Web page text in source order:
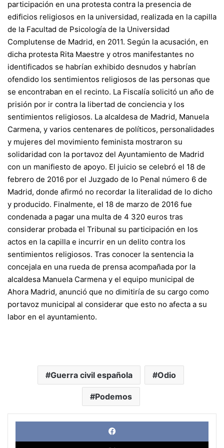
participación en una protesta contra la presencia de
edificios religiosos en la universidad, realizada en la capilla
de la Facultad de Psicología de la Universidad
Complutense de Madrid, en 2011. Según la acusación, en
dicha protesta Rita Maestre y otros manifestantes no
identificados se habrían exhibido desnudos y habrían
ofendido los sentimientos religiosos de las personas que
se encontraban en el recinto. La Fiscalía solicitó un año de
prisión por ir contra la libertad de conciencia y los
sentimientos religiosos. La alcaldesa de Madrid, Manuela
Carmena, y varios centenares de políticos, personalidades
y mujeres del movimiento feminista mostraron su
solidaridad con la portavoz del Ayuntamiento de Madrid
con un manifiesto de apoyo. El juicio se celebró el 18 de
febrero de 2016 por el Juzgado de lo Penal número 6 de
Madrid, donde afirmó no recordar la literalidad de lo dicho
y producido. Finalmente, el 18 de marzo de 2016 fue
condenada a pagar una multa de 4 320 euros tras
considerar probada el Tribunal su participación en los
actos en la capilla e incurrir en un delito contra los
sentimientos religiosos. Tras conocer la sentencia la
concejala en una rueda de prensa acompañada por la
alcaldesa Manuela Carmena y el equipo municipal de
Ahora Madrid, anunció que no dimitiría de su cargo como
portavoz municipal al considerar que esto no afecta a su
labor en el ayuntamiento.
Guerra civil española Odio
Podemos
X